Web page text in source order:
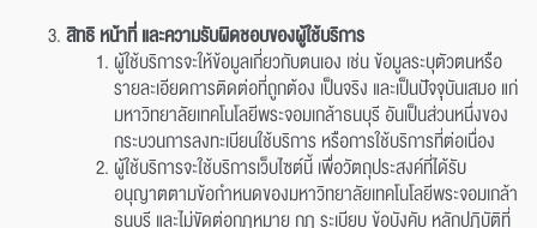
สิทธิ หน้าที่ และความรับผิดชอบของผู้ใช้บริการ
ผู้ใช้บริการจะให้ข้อมูลเกี่ยวกับตนเอง เช่น ข้อมูลระบุตัวตนหรือ
รายละเอียดการติดต่อที่ถูกต้อง เป็นจริง และเป็นปัจจุบันเสมอ แก่
มหาวิทยาลัยเทคโนโลยีพระจอมเกล้าธนบุรี อันเป็นส่วนหนึ่งของ
กระบวนการลงทะเบียนใช้บริการ หรือการใช้บริการที่ต่อเนื่อง
ผู้ใช้บริการจะใช้บริการเว็บไซต์นี้ เพื่อวัตถุประสงค์ที่ได้รับ
อนุญาตตามข้อกำหนดของมหาวิทยาลัยเทคโนโลยีพระจอมเกล้า
ธนบุรี และไม่ขัดต่อกฎหมาย กฎ ระเบียบ ข้อบังคับ หลักปฏิบัติที่